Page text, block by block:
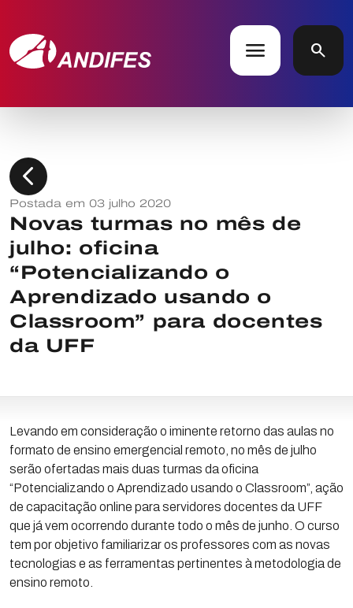
menu search
chevron_left
Postada em 03 julho 2020
Novas turmas no mês de
julho: oficina
“Potencializando o
Aprendizado usando o
Classroom” para docentes
da UFF
Levando em consideração o iminente retorno das aulas no
formato de ensino emergencial remoto, no mês de julho
serão ofertadas mais duas turmas da oficina
“Potencializando o Aprendizado usando o Classroom”, ação
de capacitação online para servidores docentes da UFF
que já vem ocorrendo durante todo o mês de junho. O curso
tem por objetivo familiarizar os professores com as novas
tecnologias e as ferramentas pertinentes à metodologia de
ensino remoto.